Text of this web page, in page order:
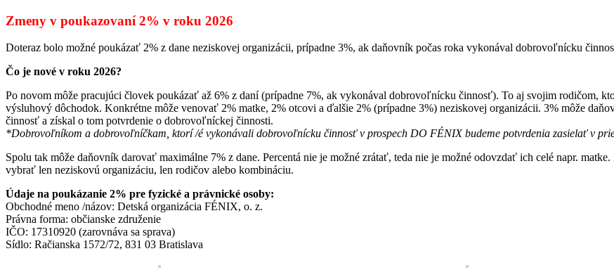
Zmeny v poukazovaní 2% v roku 2026
Doteraz bolo možné poukázať 2% z dane neziskovej organizácii, prípadne 3%, ak daňovník počas roka vykonával dobrovoľnícku
Čo je nové v roku 2026?
Po novom môže pracujúci človek poukázať až 6% z daní (prípadne 7%, ak vykonával dobrovoľnícku činnosť). To aj svojim rodičom,
výsluhový dôchodok. Konkrétne môže venovať 2% matke, 2% otcovi a ďalšie 2% (prípadne 3%) neziskovej organizácii. 3% môže
činnosť a získal o tom potvrdenie o dobrovoľníckej činnosti.
*Dobrovoľníkom a dobrovoľníčkam, ktorí /é vykonávali dobrovoľnícku činnosť v prospech DO FÉNIX budeme potvrdenia zasielať v
Spolu tak môže daňovník darovať maximálne 7% z dane. Percentá nie je možné zrátať, teda nie je možné odovzdať ich celé napr.
vybrať len neziskovú organizáciu, len rodičov alebo kombináciu.
Údaje na poukázanie 2% pre fyzické a právnické osoby:
Obchodné meno /názov: Detská organizácia FÉNIX, o. z.
Právna forma: občianske združenie
IČO: 17310920 (zarovnáva sa sprava)
Sídlo: Račianska 1572/72, 831 03 Bratislava